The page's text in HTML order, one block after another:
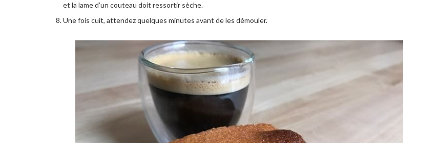
et la lame d’un couteau doit ressortir sèche.
Une fois cuit, attendez quelques minutes avant de les démouler.